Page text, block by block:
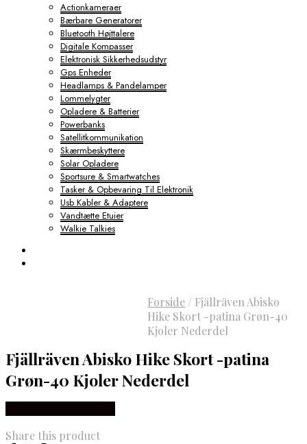
Actionkameraer
Bærbare Generatorer
Bluetooth Højttalere
Digitale Kompasser
Elektronisk Sikkerhedsudstyr
Gps Enheder
Headlamps & Pandelamper
Lommelygter
Opladere & Batterier
Powerbanks
Satellitkommunikation
Skærmbeskyttere
Solar Opladere
Sportsure & Smartwatches
Tasker & Opbevaring Til Elektronik
Usb Kabler & Adaptere
Vandtætte Etuier
Walkie Talkies
Forside / Fjällräven Abisko
Hike Skort -patina Grøn-40
Kjoler Nederdel
Fjällräven Abisko Hike Skort -patina
Grøn-40 Kjoler Nederdel
Share this product